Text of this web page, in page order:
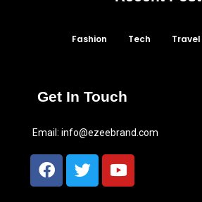
Fashion Tech Travel
Get In Touch
Email: info@ezeebrand.com